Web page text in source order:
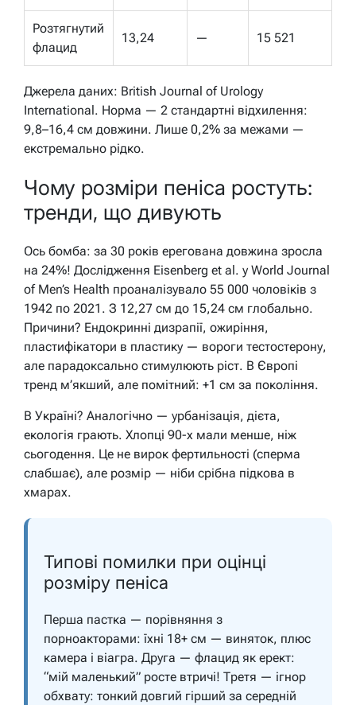
Розтягнутий
флацид
13,24 — 15 521
Джерела даних: British Journal of Urology
International. Норма — 2 стандартні відхилення:
9,8–16,4 см довжини. Лише 0,2% за межами —
екстремально рідко.
Чому розміри пеніса ростуть:
тренди, що дивують
Ось бомба: за 30 років ерегована довжина зросла
на 24%! Дослідження Eisenberg et al. у World Journal
of Men’s Health проаналізувало 55 000 чоловіків з
1942 по 2021. З 12,27 см до 15,24 см глобально.
Причини? Ендокринні дизрапії, ожиріння,
пластифікатори в пластику — вороги тестостерону,
але парадоксально стимулюють ріст. В Європі
тренд м’якший, але помітний: +1 см за покоління.
В Україні? Аналогічно — урбанізація, дієта,
екологія грають. Хлопці 90-х мали менше, ніж
сьогодення. Це не вирок фертильності (сперма
слабшає), але розмір — ніби срібна підкова в
хмарах.
Типові помилки при оцінці
розміру пеніса
Перша пастка — порівняння з
порноакторами: їхні 18+ см — виняток, плюс
камера і віагра. Друга — флацид як ерект:
“мій маленький” росте втричі! Третя — ігнор
обхвату: тонкий довгий гірший за середній